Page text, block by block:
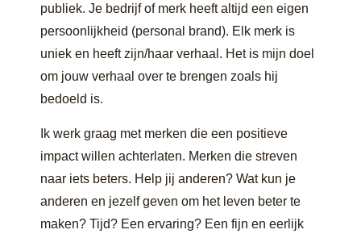
publiek. Je bedrijf of merk heeft altijd een eigen
persoonlijkheid (personal brand). Elk merk is
uniek en heeft zijn/haar verhaal. Het is mijn doel
om jouw verhaal over te brengen zoals hij
bedoeld is.
Ik werk graag met merken die een positieve
impact willen achterlaten. Merken die streven
naar iets beters. Help jij anderen? Wat kun je
anderen en jezelf geven om het leven beter te
maken? Tijd? Een ervaring? Een fijn en eerlijk